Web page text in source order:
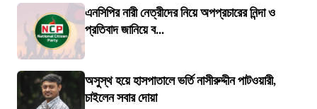
এনসিপির নারী নেত্রীদের নিয়ে অপপ্রচারের নিন্দা ও
প্রতিবাদ জানিয়ে ব...
অসুস্থ হয়ে হাসপাতালে ভর্তি নাসীরুদ্দীন পাটওয়ারী,
চাইলেন সবার দোয়া